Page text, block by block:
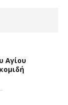
Αγίου